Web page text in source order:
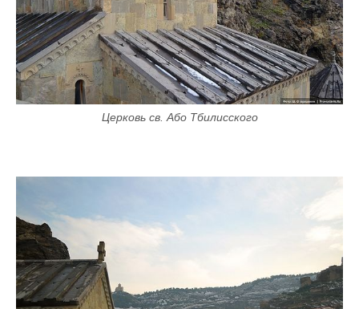
Церковь св. Або Тбилисского